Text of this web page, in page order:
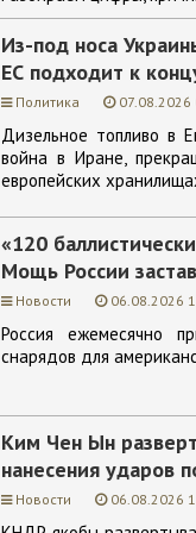
Из-под носа
ЕС подходит к
Политика 07.08.2026
Дизельное топливо в
война в Иране,
европейских
«120
Мощь России
Новости 06.08.2026
Россия ежемесячно
снарядов для
Ким Чен Ын
нанесения ударов
Новости 06.08.2026